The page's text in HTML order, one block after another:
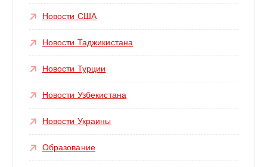
Новости США
Новости Таджикистана
Новости Турции
Новости Узбекистана
Новости Украины
Образование